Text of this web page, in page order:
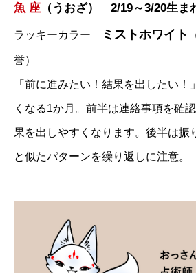
魚 座 （うおざ） 2/19～3/20生ま
ラッキーカラー ミストホワイト
誉）
「前に進みたい！結果を出したい！
くなる1か月。前半は連絡事項を確
果を出しやすくなります。後半は振
と似たパターンを繰り返しに注意。